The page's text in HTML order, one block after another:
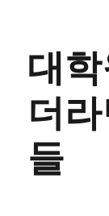
대
더
들